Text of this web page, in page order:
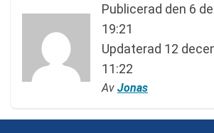
Publicerad den 6
19:21
Updaterad 12
11:22
Av Jonas